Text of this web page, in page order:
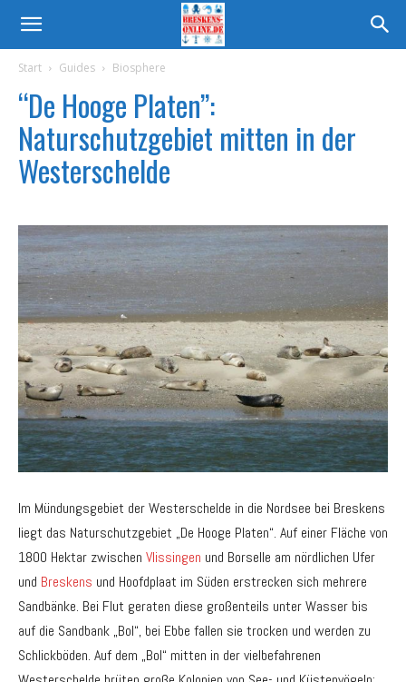
Start Guides Biosphere
“De Hooge Platen”:
Naturschutzgebiet mitten in der
Westerschelde
Im Mündungsgebiet der Westerschelde in die Nordsee bei Breskens
liegt das Naturschutzgebiet „De Hooge Platen“. Auf einer Fläche von
1800 Hektar zwischen Vlissingen und Borselle am nördlichen Ufer
und Breskens und Hoofdplaat im Süden erstrecken sich mehrere
Sandbänke. Bei Flut geraten diese großenteils unter Wasser bis
auf die Sandbank „Bol“, bei Ebbe fallen sie trocken und werden zu
Schlickböden. Auf dem „Bol“ mitten in der vielbefahrenen